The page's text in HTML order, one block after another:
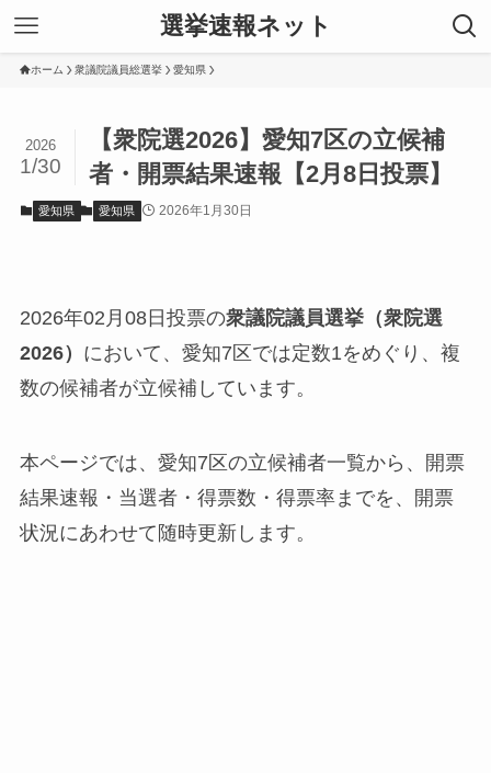
選挙速報ネット
ホーム 衆議院議員総選挙 愛知県
【衆院選2026】愛知7区の立候補
者・開票結果速報【2月8日投票】
2026
1/30
愛知県 愛知県 2026年1月30日
2026年02月08日投票の衆議院議員選挙（衆院選
2026） において、愛知7区では定数1をめぐり、複
数の候補者が立候補しています。
本ページでは、愛知7区の立候補者一覧から、開票
結果速報・当選者・得票数・得票率までを、開票
状況にあわせて随時更新します。